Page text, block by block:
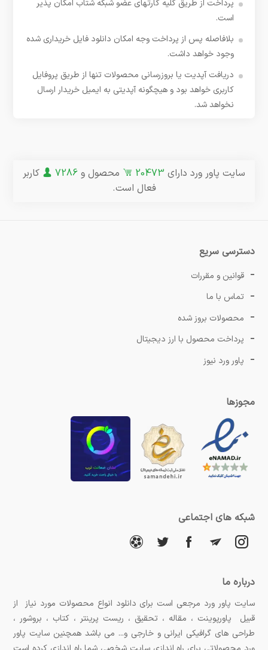
پرداخت از طریق کلیه کارتهای عضو شبکه شتاب امکان پذیر
است.
بلافاصله پس از پرداخت وجه امکان دانلود فایل خریداری شده
وجود خواهد داشت.
دریافت آپدیت یا بروزرسانی محصولات تنها از طریق پروفایل
کاربری خواهد بود و هیچگونه آپدیتی به ایمیل خریدار ارسال
نخواهد شد.
سایت پاور ورد دارای 20473 محصول و 7286
کاربر
فعال است.
دسترسی سریع
قوانین و مقررات
تماس با ما
محصولات بروز شده
پرداخت محصول با ارز دیجیتال
پاور ورد نیوز
مجوزها
شبکه های اجتماعی
درباره ما
سایت پاور ورد مرجعی است برای دانلود انواع محصولات مورد نیاز از
قبیل پاورپوینت ، مقاله ، تحقیق ، ریست پرینتر ، کتاب ، بروشور ،
طراحی های گرافیکی ایرانی و خارجی و... می باشد همچنین سایت پاور